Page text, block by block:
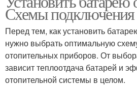
Схемы подключения
Перед тем, как установить
нужно выбрать оптимальную
отопительных приборов. От
зависит теплоотдача батарей и
отопительной системы в целом.